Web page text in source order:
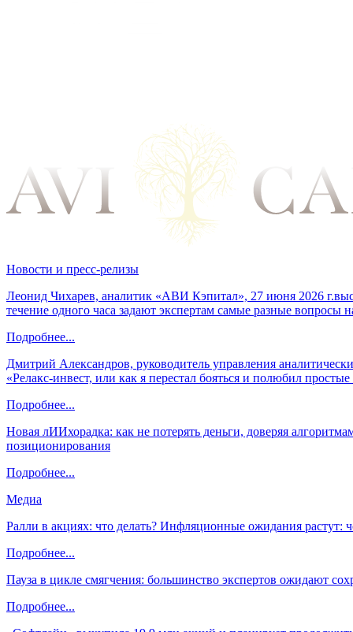
Новости и пресс-релизы
Леонид Чихарев, аналитик «АВИ Кэпитал», 27 июня 2026
течение одного часа задают экспертам самые разные вопросы
Подробнее...
Дмитрий Александров, руководитель управления
«Релакс-инвест, или как я перестал бояться и полюбил
Подробнее...
Новая лИИхорадка: как не потерять деньги, доверяя
позиционирования
Подробнее...
Медиа
Ралли в акциях: что делать? Инфляционные ожидания
Подробнее...
Пауза в цикле смягчения: большинство экспертов ожидают
Подробнее...